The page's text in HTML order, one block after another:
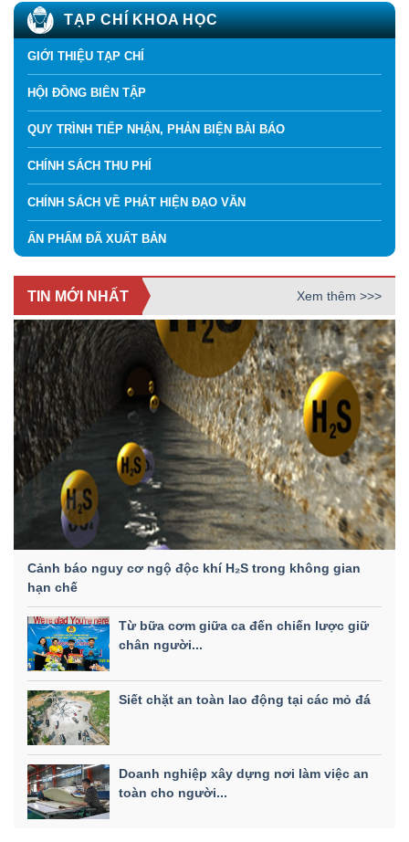
TẠP CHÍ KHOA HỌC
GIỚI THIỆU TẠP CHÍ
HỘI ĐỒNG BIÊN TẬP
QUY TRÌNH TIẾP NHẬN, PHẢN BIỆN BÀI BÁO
CHÍNH SÁCH THU PHÍ
CHÍNH SÁCH VỀ PHÁT HIỆN ĐẠO VĂN
ẤN PHẨM ĐÃ XUẤT BẢN
TIN MỚI NHẤT Xem thêm >>>
Cảnh báo nguy cơ ngộ độc khí H₂S trong không gian
hạn chế
Từ bữa cơm giữa ca đến chiến lược giữ
chân người...
Siết chặt an toàn lao động tại các mỏ đá
Doanh nghiệp xây dựng nơi làm việc an
toàn cho người...